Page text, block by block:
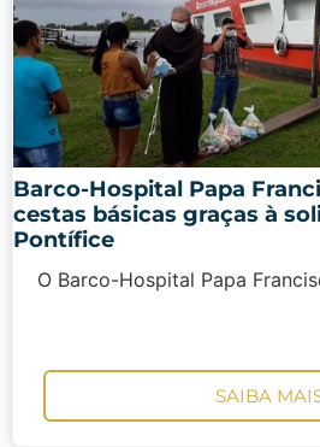
Barco-Hospital Papa
cestas básicas graças à
Pontífice
O Barco-Hospital Papa
SAIBA